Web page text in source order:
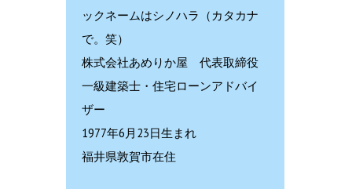
ックネームはシノハラ（カタカナ
で。笑）
株式会社あめりか屋 代表取締役
一級建築士・住宅ローンアドバイ
ザー
1977年6月23日生まれ
福井県敦賀市在住